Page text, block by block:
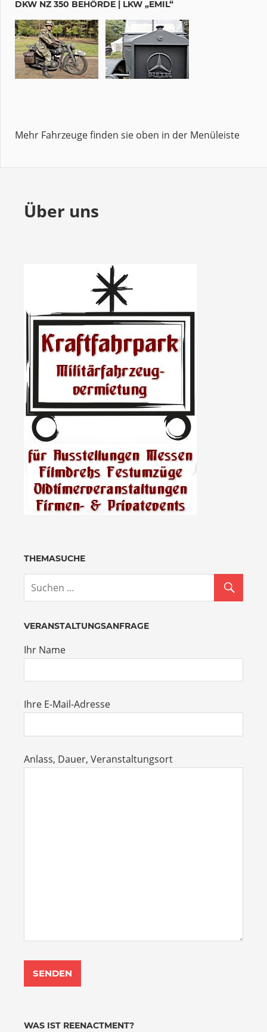
DKW NZ 350 BEHÖRDE | LKW „EMIL“
Mehr Fahrzeuge finden sie oben in der Menüleiste
Über uns
THEMASUCHE
VERANSTALTUNGSANFRAGE
Ihr Name
Ihre E-Mail-Adresse
Anlass, Dauer, Veranstaltungsort
WAS IST REENACTMENT?